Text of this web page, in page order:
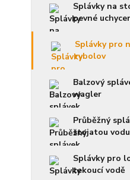
Splávky na
pevné
Splávky pro
rybolov
Balzový
wagler
Průběžný
stojatou vodu
Splávky pro
tekoucí vodě